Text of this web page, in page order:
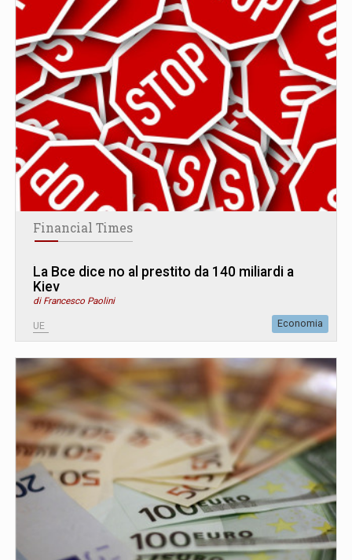
Financial Times
La Bce dice no al prestito da 140 miliardi a
Kiev
di Francesco Paolini
UE Economia